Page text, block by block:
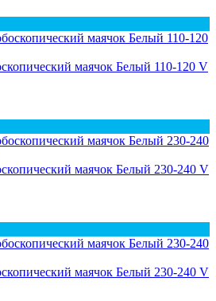
маячок Белый 110-120 V
маячок Белый 230-240 V
маячок Белый 230-240 V